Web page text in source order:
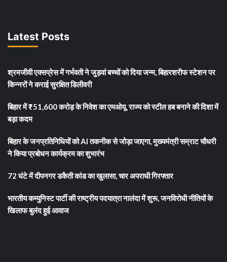
Latest Posts
श्रमजीवी एक्सप्रेस में गर्भवती ने जुड़वां बच्चों को दिया जन्म, बिहारशरीफ स्टेशन पर
किन्नरों ने कराई सुरक्षित डिलीवरी
बिहार में ₹51,600 करोड़ के निवेश का एमओयू, राज्य को स्टील हब बनाने की दिशा में
बड़ा कदम
बिहार के जनप्रतिनिधियों को AI तकनीक से जोड़ा जाएगा, मुख्यमंत्री सम्राट चौधरी
ने किया प्रबोधन कार्यक्रम का शुभारंभ
72 घंटे में दीपनगर डकैती कांड का खुलासा, चार अपराधी गिरफ्तार
भारतीय कम्युनिस्ट पार्टी की राष्ट्रीय पदयात्रा नालंदा में शुरू, जनविरोधी नीतियों के
खिलाफ बुलंद हुई आवाज